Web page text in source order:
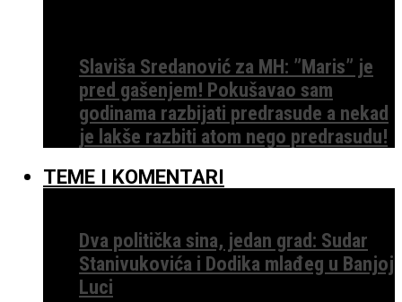
Slaviša Sredanović za MH: ”Maris” je
pred gašenjem! Pokušavao sam
godinama razbijati predrasude a nekad
je lakše razbiti atom nego predrasudu!
TEME I KOMENTARI
Dva politička sina, jedan grad: Sudar
Stanivukovića i Dodika mlađeg u Banjoj
Luci